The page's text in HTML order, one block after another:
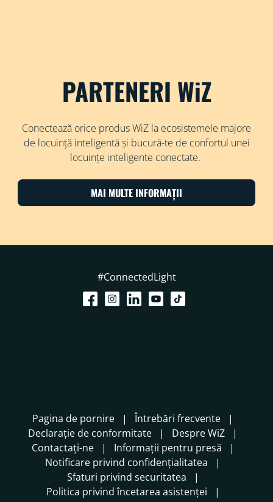
PARTENERI WiZ
Conectează orice produs WiZ la ecosistemele majore
de locuință inteligentă și bucură-te de confortul unei
locuințe inteligente conectate.
MAI MULTE INFORMAȚII
#ConnectedLight
Pagina de pornire
Întrebări frecvente
Declarație de conformitate
Despre WiZ
Contactați-ne
Informații pentru presă
Notificare privind confidențialitatea
Sfaturi privind securitatea
Politica privind încetarea asistenței